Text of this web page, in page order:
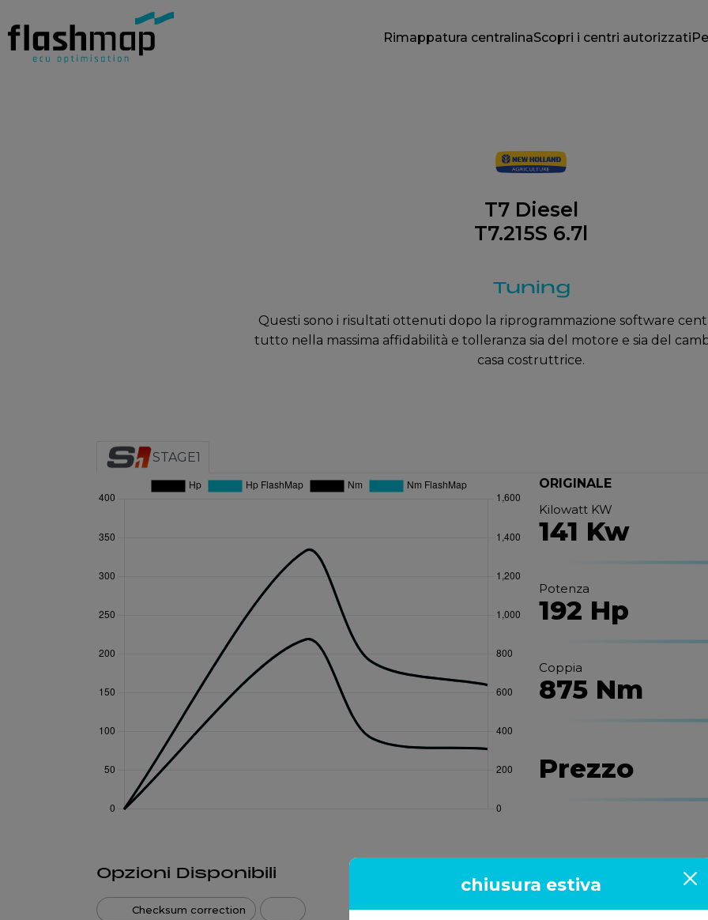
Rimappatura centralinaScopri i centri autorizzati
T7 Diesel
T7.215S 6.7l
Tuning
Questi sono i risultati ottenuti dopo la riprogrammazione software
tutto nella massima affidabilità e tolleranza sia del motore e sia del
casa costruttrice.
STAGE1
ORIGINALE
Kilowatt KW
141 Kw
Potenza
192 Hp
Coppia
875 Nm
Prezzo
Opzioni Disponibili
Checksum correction
chiusura estiva